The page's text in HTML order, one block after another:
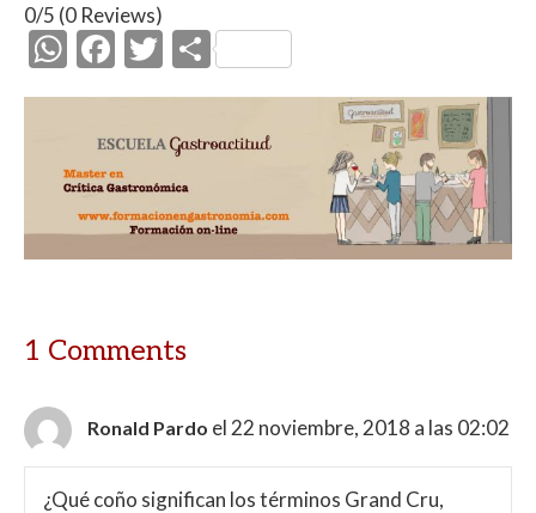
0/5 (0 Reviews)
W
h
at
s
A
p
F
ac
e
b
o
o
T
w
itt
er
C
o
p
ar
ti
1 Comments
Ronald Pardo el 22 noviembre, 2018 a las 02:02
¿Qué coño significan los términos Grand Cru,